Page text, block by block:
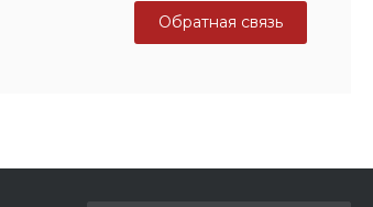
Обратная связь